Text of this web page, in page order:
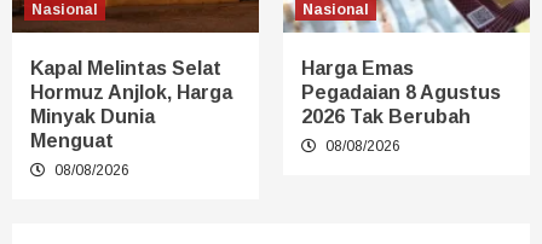
Nasional
Kapal Melintas Selat
Hormuz Anjlok, Harga
Minyak Dunia
Menguat
08/08/2026
Nasional
Harga Emas
Pegadaian 8 Agustus
2026 Tak Berubah
08/08/2026